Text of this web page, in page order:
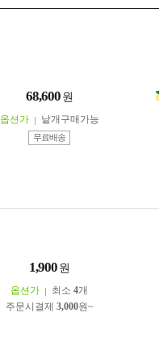
68,600 원
옵션가 낱개구매가능
무료배송
1,900 원
옵션가 최소 4개
주문시결제 3,000원~